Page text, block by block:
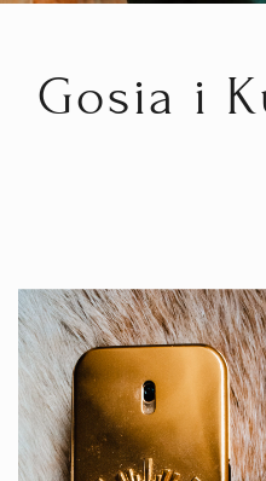
Gosia i